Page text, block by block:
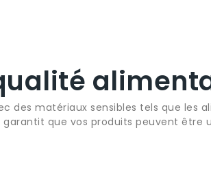
des matériaux sensibles tels que les
que vos produits peuvent être